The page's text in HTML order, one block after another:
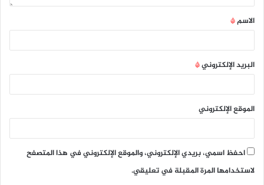
الاسم*
البريد الإلكتروني*
الموقع الإلكتروني
احفظ اسمي، بريدي الإلكتروني، والموقع الإلكتروني في هذا المتصفح
لاستخدامها المرة المقبلة في تعليقي.